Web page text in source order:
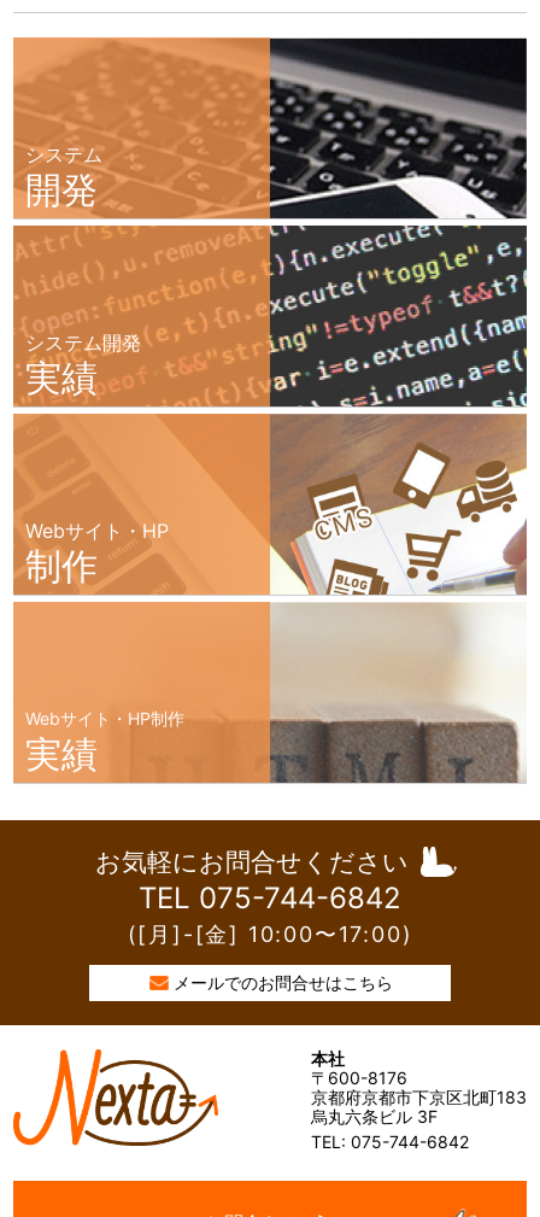
システム
開発
システム開発
実績
Webサイト・HP
制作
Webサイト・HP制作
実績
お気軽にお問合せください
TEL 075-744-6842
([月]-[金] 10:00〜17:00)
メールでのお問合せはこちら
本社
〒600-8176
京都府京都市下京区北町183
烏丸六条ビル 3F
TEL: 075-744-6842